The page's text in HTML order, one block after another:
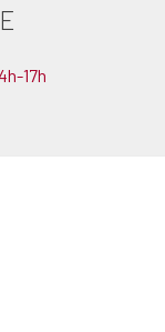
17h